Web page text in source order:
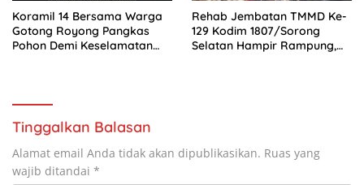
Koramil 14 Bersama Warga
Gotong Royong Pangkas
Pohon Demi Keselamatan
Rehab Jembatan TMMD Ke-
129 Kodim 1807/Sorong
Selatan Hampir Rampung,
Tinggalkan Balasan
Alamat email Anda tidak akan dipublikasikan. Ruas yang
wajib ditandai *